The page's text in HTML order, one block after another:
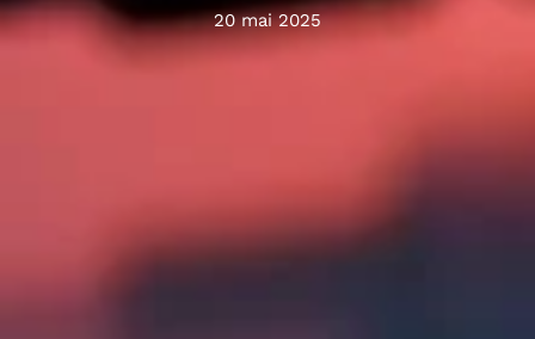
20 mai 2025